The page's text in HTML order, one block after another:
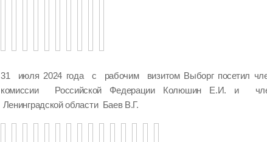
31 июля 2024 года с рабочим визитом Выборг посетил
комиссии Российской Федерации Колюшин Е.И. и
Ленинградской области Баев В.Г.